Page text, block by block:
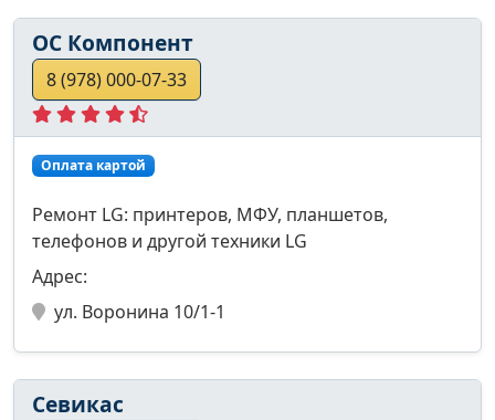
ОС Компонент
8 (978) 000-07-33
Оплата картой
Ремонт LG: принтеров, МФУ, планшетов,
телефонов и другой техники LG
Адрес:
ул. Воронина 10/1-1
Севикас